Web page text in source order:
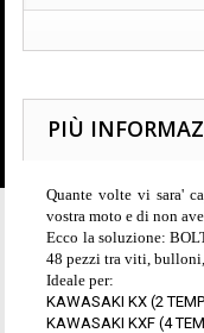
PIÙ
Quante volte vi sara'
vostra moto e di non
Ecco la soluzione:
48 pezzi tra viti, bulloni,
Ideale per:
KAWASAKI KX (2
KAWASAKI KXF (4